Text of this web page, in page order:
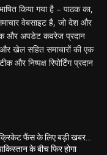
किया गया है – पाठक का,
वेबसाइट है, जो देश और
और अपडेट कवरेज प्रदान
खेल सहित समाचारों की एक
निष्पक्ष रिपोर्टिंग प्रदान
फैंस के लिए बड़ी खबर…
के बीच फिर होगा